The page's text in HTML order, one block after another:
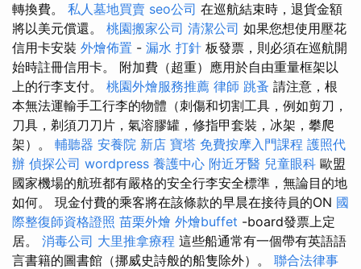
轉換費。 私人墓地買賣 seo公司 在巡航結束時，退貨金額
將以美元償還。 桃園搬家公司 清潔公司 如果您想使用壓花
信用卡安裝 外燴佈置 - 漏水 打針 板發票，則必須在巡航開
始時註冊信用卡。 附加費（超重）應用於自由重量框架以
上的行李支付。 桃園外燴服務推薦 律師 跳蚤 請注意，根
本無法運輸手工行李的物體（刺傷和切割工具，例如剪刀，
刀具，剃須刀刀片，氣溶膠罐，修指甲套裝，冰架，攀爬
架）。 輔聽器 安養院 新店 寶塔 免費按摩入門課程 護照代
辦 偵探公司 wordpress 養護中心 附近牙醫 兒童眼科 歐盟
國家機場的航班都有嚴格的安全行李安全標準，無論目的地
如何。 現金付費的乘客將在該條款的早晨在接待員的ON 國
際整復師資格證照 苗栗外燴 外燴buffet -board發票上定
居。 消毒公司 大里推拿療程 這些船通常有一個帶有英語語
言書籍的圖書館（挪威史詩般的船隻除外）。 聯合法律事